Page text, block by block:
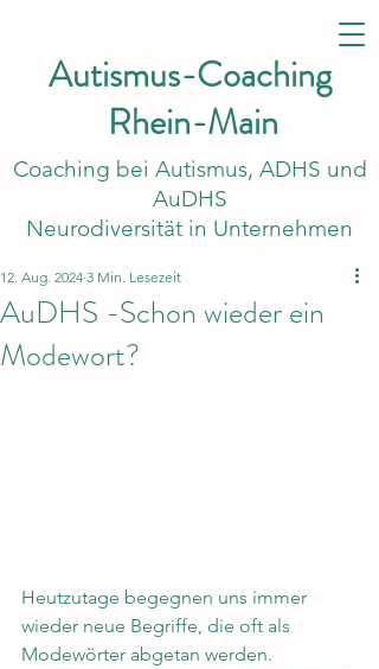
Autismus-Coaching
Rhein-Main
Coaching bei Autismus, ADHS und
AuDHS
Neurodiversität in Unternehmen
AuDHS -Schon wieder ein
Modewort?
12. Aug. 2024 3 Min. Lesezeit
Heutzutage begegnen uns immer
wieder neue Begriffe, die oft als
Modewörter abgetan werden.